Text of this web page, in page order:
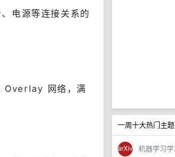
一周十大热门主题
机器学习
电源等连接关系的
Overlay 网络，满